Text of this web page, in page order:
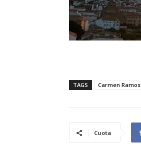
TAGS Carmen Ramos
Cuota